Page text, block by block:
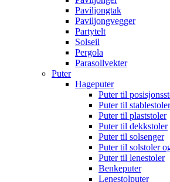
Paviljongtak
Paviljongvegger
Partytelt
Solseil
Pergola
Parasollvekter
Puter
Hageputer
Puter til
Puter til stablestoler
Puter til plaststoler
Puter til dekkstoler
Puter til solsenger
Puter til solstoler
Puter til lenestoler
Benkeputer
Lenestolputer